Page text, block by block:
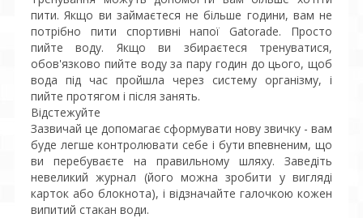
пити. Якщо ви займаєтеся не більше години, вам не
потрібно пити спортивні напої Gatorade. Просто
пийте воду. Якщо ви збираєтеся тренуватися,
обов'язково пийте воду за пару годин до цього, щоб
вода під час пройшла через систему організму, і
пийте протягом і після занять.
Відстежуйте
Зазвичай це допомагає сформувати нову звичку - вам
буде легше контролювати себе і бути впевненим, що
ви перебуваєте на правильному шляху. Заведіть
невеликий журнал (його можна зробити у вигляді
карток або блокнота), і відзначайте галочкою кожен
випитий стакан води.